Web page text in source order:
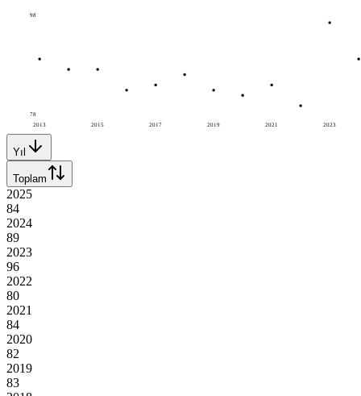
2013 2015 2017 2019 2021 2023
98
78
Yıl
Toplam
2025
84
2024
89
2023
96
2022
80
2021
84
2020
82
2019
83